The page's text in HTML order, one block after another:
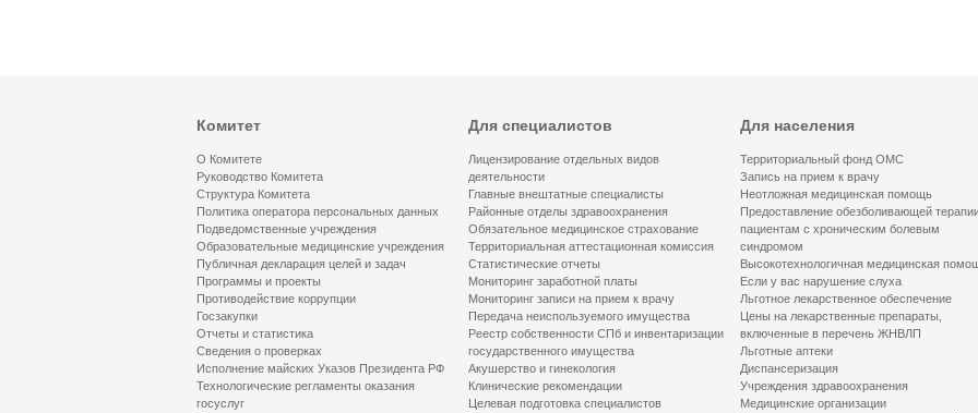
Комитет
О Комитете
Руководство Комитета
Структура Комитета
Политика оператора персональных данных
Подведомственные учреждения
Образовательные медицинские учреждения
Публичная декларация целей и задач
Программы и проекты
Противодействие коррупции
Госзакупки
Отчеты и статистика
Сведения о проверках
Исполнение майских Указов Президента РФ
Технологические регламенты оказания
госуслуг
Для специалистов
Лицензирование отдельных видов
деятельности
Главные внештатные специалисты
Районные отделы здравоохранения
Обязательное медицинское страхование
Территориальная аттестационная комиссия
Статистические отчеты
Мониторинг заработной платы
Мониторинг записи на прием к врачу
Передача неиспользуемого имущества
Реестр собственности СПб и инвентаризации
государственного имущества
Акушерство и гинекология
Клинические рекомендации
Целевая подготовка специалистов
Для населения
Территориальный фонд ОМС
Запись на прием к врачу
Неотложная медицинская помощь
Предоставление обезболивающей
пациентам с хроническим болевым
синдромом
Высокотехнологичная медицинская
Если у вас нарушение слуха
Льготное лекарственное обеспечение
Цены на лекарственные препараты,
включенные в перечень ЖНВЛП
Льготные аптеки
Диспансеризация
Учреждения здравоохранения
Медицинские организации